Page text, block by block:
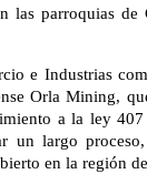
las parroquias de
e Industrias
Orla Mining,
a la ley
un largo
en la región